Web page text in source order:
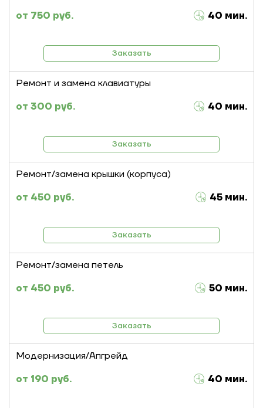
750 руб.
40 мин.
Заказать
Ремонт и замена клавиатуры
300 руб.
40 мин.
Заказать
Ремонт/замена крышки (корпуса)
450 руб.
45 мин.
Заказать
Ремонт/замена петель
450 руб.
50 мин.
Заказать
Модернизация/Апгрейд
190 руб.
40 мин.